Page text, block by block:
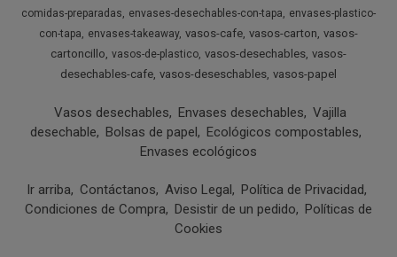
comidas-preparadas
envases-desechables-con-tapa
envases-plastico-
con-tapa
envases-takeaway vasos-cafe vasos-carton vasos-
cartoncillo vasos-de-plastico vasos-desechables vasos-
desechables-cafe vasos-deseschables vasos-papel
Vasos desechables Envases desechables
Vajilla
desechable
Bolsas de papel
Ecológicos compostables
Envases ecológicos
Ir arriba Contáctanos Aviso Legal
Política de Privacidad
Condiciones de Compra
Desistir de un pedido
Políticas de
Cookies